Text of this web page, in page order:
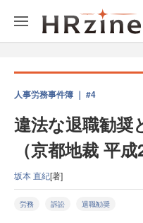
人事労務事件簿 ｜ #4
違法な退職勧奨
（京都地裁 平
坂本 直紀[著]
労務 訴訟 退職勧奨